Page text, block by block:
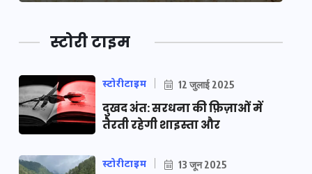
स्टोरी टाइम
स्टोरीटाइम 12 जुलाई 2025
दुखद अंत: सरधना की फ़िज़ाओं में
तैरती रहेगी शाइस्ता और
स्टोरीटाइम 13 जून 2025